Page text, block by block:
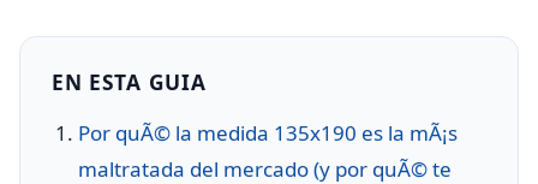
EN ESTA GUIA
Por quÃ© la medida 135x190 es la mÃ¡s
maltratada del mercado (y por quÃ© te